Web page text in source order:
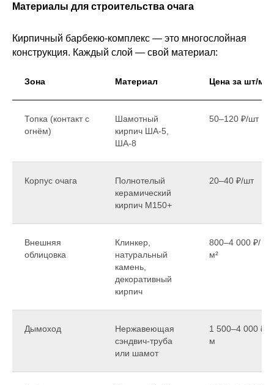
Материалы для строительства очага
Кирпичный барбекю-комплекс — это многослойная
конструкция. Каждый слой — свой материал:
Зона Материал Цена за шт/м²
Топка (контакт с
огнём)
Шамотный
кирпич ША-5,
ША-8
50–120 ₽/шт
Корпус очага
Полнотелый
керамический
кирпич М150+
20–40 ₽/шт
Внешняя
облицовка
Клинкер,
натуральный
камень,
декоративный
кирпич
800–4 000 ₽/
м²
Дымоход
Нержавеющая
сэндвич-труба
или шамот
1 500–4 000 ₽/
м